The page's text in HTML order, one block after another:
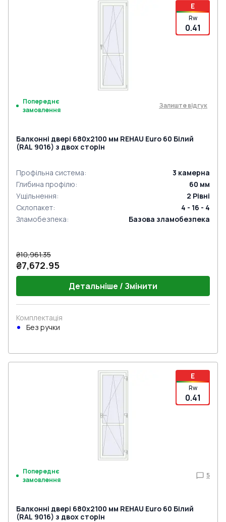
E
Rw
0.41
Попереднє
замовлення
Залиште відгук
Балконні двері 680x2100 мм REHAU Euro 60 Білий
(RAL 9016) з двох сторін
Профільна система: 3 камерна
Глибина профілю: 60 мм
Ущільнення: 2 Рівні
Склопакет:
4 - 16 - 4
Зламобезпека: Базова зламобезпека
₴10,961.35
₴7,672.95
Детальніше / Змінити
Комплектація
Без ручки
E
Rw
0.41
Попереднє
замовлення
5
Балконні двері 680x2100 мм REHAU Euro 60 Білий
(RAL 9016) з двох сторін